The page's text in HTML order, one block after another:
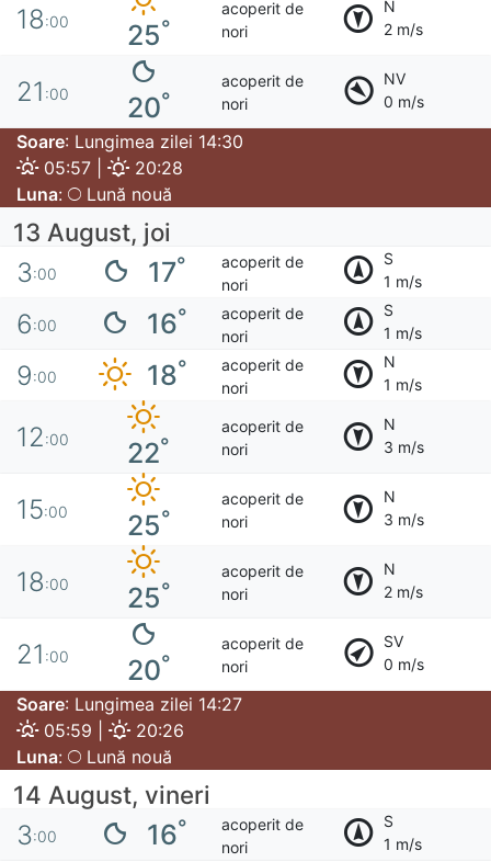
18:00 25°
acoperit de
nori
N
2 m/s
21 :00 20°
acoperit de
nori
NV
0 m/s
Soare: Lungimea zilei 14:30
05:57 |
20:28
Luna: Lună nouă
13 August, joi
3:00 17°
acoperit de
nori
S
1 m/s
6:00 16°
acoperit de
nori
S
1 m/s
9:00 18°
acoperit de
nori
N
1 m/s
12:00 22°
acoperit de
nori
N
3 m/s
15:00 25°
acoperit de
nori
N
3 m/s
18:00 25°
acoperit de
nori
N
2 m/s
21 :00 20°
acoperit de
nori
SV
0 m/s
Soare: Lungimea zilei 14:27
05:59 |
20:26
Luna: Lună nouă
14 August, vineri
3:00 16°
acoperit de
nori
S
1 m/s